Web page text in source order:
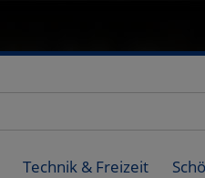
Technik & Freizeit